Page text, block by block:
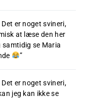
er noget svineri,
at læse den her
se Maria
”
er noget svineri,
jeg kan ikke se